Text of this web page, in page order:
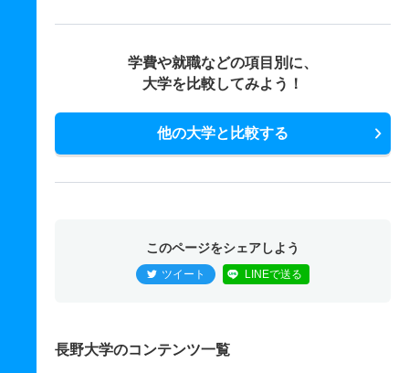
学費や就職などの項目別に、
大学を比較してみよう！
他の大学と比較する
このページをシェアしよう
ツイート LINEで送る
長野大学のコンテンツ一覧